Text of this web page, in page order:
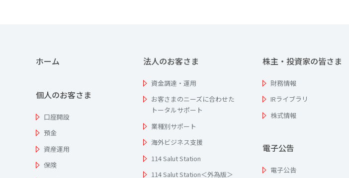
ホーム
個人のお客さま
口座開設
預金
資産運用
保険
法人のお客さま
資金調達・運用
お客さまのニーズに合わせた
トータルサポート
業種別サポート
海外ビジネス支援
114 Salut Station
114 Salut Station＜外為版＞
株主・投資家の皆さま
財務情報
IRライブラリ
株式情報
電子公告
電子公告